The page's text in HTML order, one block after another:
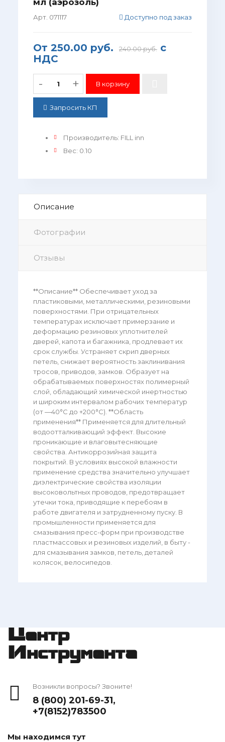
Арт. 071117 Доступно под заказ
От 250.00 руб. 240.00 руб.с
НДС
- +
Запросить КП
Производитель: FILL inn
Вес: 0.10
Описание
Фотографии
Отзывы
**Описание** Обеспечивает уход за
пластиковыми, металлическими, резиновыми
поверхностями. При отрицательных
температурах исключает примерзание и
деформацию резиновых уплотнителей
дверей, капота и багажника, продлевает их
срок службы. Устраняет скрип дверных
петель, снижает вероятность заклинивания
тросов, приводов, замков. Образует на
обрабатываемых поверхностях полимерный
слой, обладающий химической инертностью
и широким интервалом рабочих температур
(от —40°С до +200°С). **Область
применения** Применяется для длительный
водоотталкивающий эффект. Высокие
проникающие и влаговытесняющие
свойства. Антикоррозийная защита
покрытий. В условиях высокой влажности
применение средства значительно улучшает
диэлектрические свойства изоляции
высоковольтных проводов, предотвращает
утечки тока, приводящие к перебоям в
работе двигателя и затрудненному пуску. В
промышленности применяется для
смазывания пресс-форм при производстве
пластмассовых и резиновых изделий, в быту -
для смазывания замков, петель, деталей
колясок, велосипедов.
Центр
Инструмента
Возникли вопросы? Звоните!
8 (800) 201-69-31,
+7(8152)783500
Мы находимся тут